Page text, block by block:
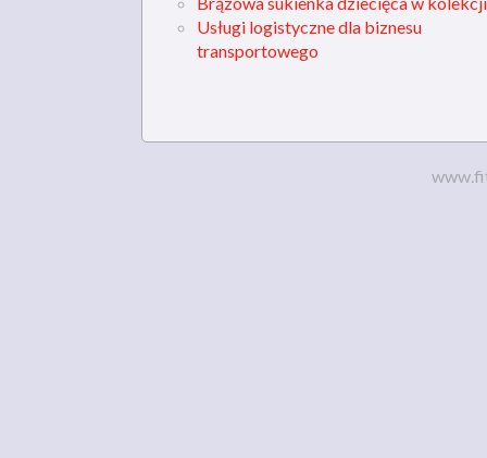
Usługi logistyczne dla biznesu
transportowego